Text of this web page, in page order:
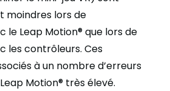
moindres lors de
le Leap Motion® que lors de
les contrôleurs. Ces
à un nombre d’erreurs
Motion® très élevé.